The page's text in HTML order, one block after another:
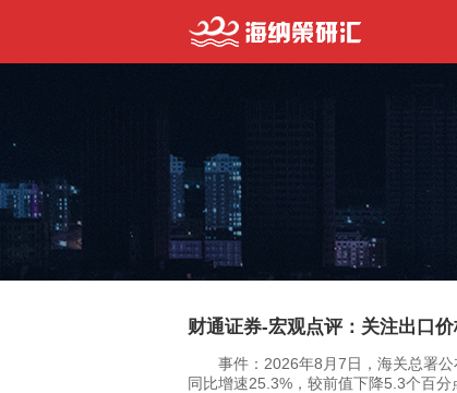
财通证券-宏观点评：关注出口
事件：2026年8月7日，海关总署公
同比增速25.3%，较前值下降5.3个百